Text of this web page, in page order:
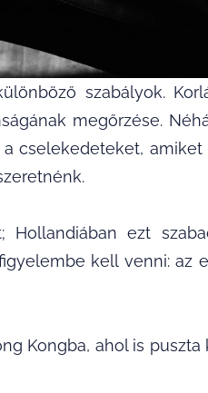
szabályok.
megőrzése.
cselekedeteket,
Hollandiában ezt
kell venni: az
Kongba, ahol is